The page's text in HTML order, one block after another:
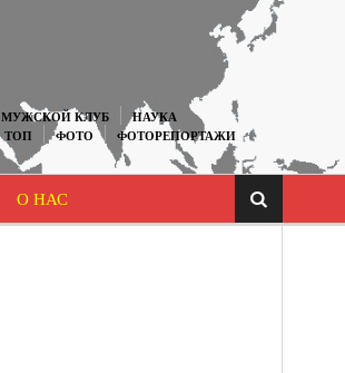
МУЖСКОЙ КЛУБ
НАУКА
ТОП ФОТО
ФОТОРЕПОРТАЖИ
О НАС